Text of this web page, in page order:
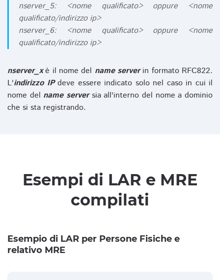
nserver_5: <nome qualificato> oppure <nome
qualificato/indirizzo ip>
nserver_6: <nome qualificato> oppure <nome
qualificato/indirizzo ip>
nserver_xè il nome del name serverin formato RFC822.
L'indirizzo IPdeve essere indicato solo nel caso in cui il
nome del name serversia all'interno del nome a dominio
che si sta registrando.
Esempi di LAR e MRE
compilati
Esempio di LAR per Persone Fisiche e
relativo MRE